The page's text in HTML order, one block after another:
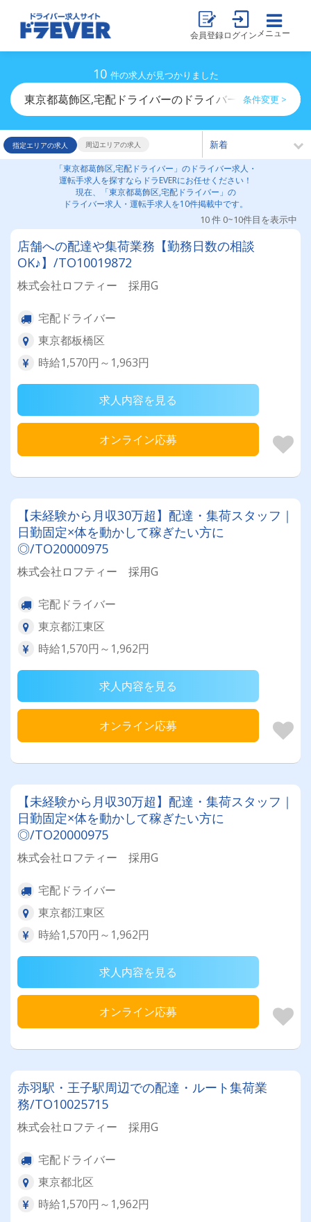
会員登録ログイン メニュー
10 件の求人が見つかりました
東京都葛飾区,宅配ドライバーのドライバー求人・運転手
条件変更 >
指定エリアの求人 周辺エリアの求人
「東京都葛飾区,宅配ドライバー」のドライバー求人・
運転手求人を探すならドラEVERにお任せください！
現在、「東京都葛飾区,宅配ドライバー」の
ドライバー求人・運転手求人を10件掲載中です。
10 件 0~10件目を表示中
店舗への配達や集荷業務【勤務日数の相談
OK♪】/TO10019872
株式会社ロフティー 採用G
宅配ドライバー
東京都板橋区
時給1,570円～1,963円
求人内容を見る
オンライン応募
【未経験から月収30万超】配達・集荷スタッフ｜
日勤固定×体を動かして稼ぎたい方に
◎/TO20000975
株式会社ロフティー 採用G
宅配ドライバー
東京都江東区
時給1,570円～1,962円
求人内容を見る
オンライン応募
【未経験から月収30万超】配達・集荷スタッフ｜
日勤固定×体を動かして稼ぎたい方に
◎/TO20000975
株式会社ロフティー 採用G
宅配ドライバー
東京都江東区
時給1,570円～1,962円
求人内容を見る
オンライン応募
赤羽駅・王子駅周辺での配達・ルート集荷業
務/TO10025715
株式会社ロフティー 採用G
宅配ドライバー
東京都北区
時給1,570円～1,962円